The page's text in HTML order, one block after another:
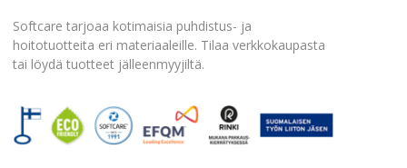
Softcare tarjoaa kotimaisia puhdistus- ja
hoitotuotteita eri materiaaleille. Tilaa verkkokaupasta
tai löydä tuotteet jälleenmyyjiltä.